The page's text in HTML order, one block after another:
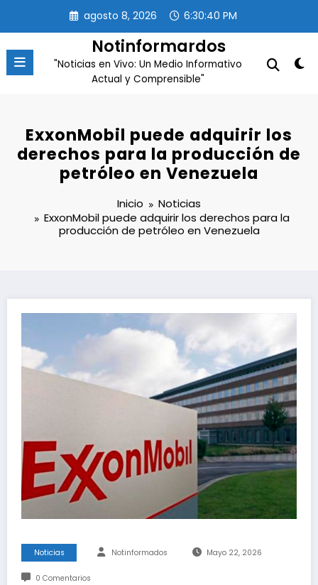
contenido
agosto 8, 2026 6:30:40 PM
Notinformardos
"Noticias en Vivo: Un Medio Informativo
Actual y Comprensible"
ExxonMobil puede adquirir los
derechos para la producción de
petróleo en Venezuela
Inicio
Noticias
ExxonMobil puede adquirir los derechos para la
producción de petróleo en Venezuela
Noticias Notinformados Mayo 22, 2026
0 Comentarios